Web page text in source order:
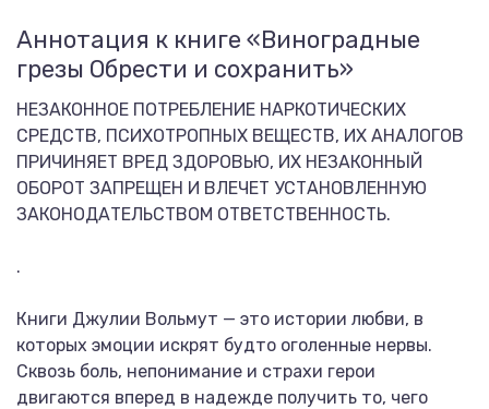
Аннотация к книге «Виноградные
грезы Обрести и сохранить»
НЕЗАКОННОЕ ПОТРЕБЛЕНИЕ НАРКОТИЧЕСКИХ
СРЕДСТВ, ПСИХОТРОПНЫХ ВЕЩЕСТВ, ИХ АНАЛОГОВ
ПРИЧИНЯЕТ ВРЕД ЗДОРОВЬЮ, ИХ НЕЗАКОННЫЙ
ОБОРОТ ЗАПРЕЩЕН И ВЛЕЧЕТ УСТАНОВЛЕННУЮ
ЗАКОНОДАТЕЛЬСТВОМ ОТВЕТСТВЕННОСТЬ.
.
Книги Джулии Вольмут — это истории любви, в
которых эмоции искрят будто оголенные нервы.
Сквозь боль, непонимание и страхи герои
двигаются вперед в надежде получить то, чего